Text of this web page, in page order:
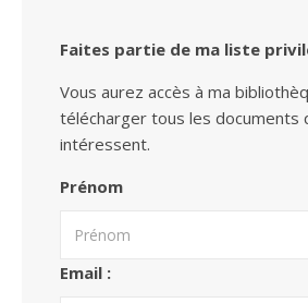
Faites partie de ma liste
Vous aurez accès à ma
télécharger tous les documents
intéressent.
Prénom
Email :